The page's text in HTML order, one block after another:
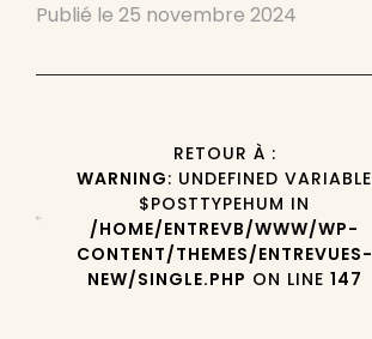
Publié le 25 novembre 2024
RETOUR À :
WARNING: UNDEFINED VARIABLE
$POSTTYPEHUM IN
/HOME/ENTREVB/WWW/WP-
CONTENT/THEMES/ENTREVUES-
NEW/SINGLE.PHP ON LINE 147